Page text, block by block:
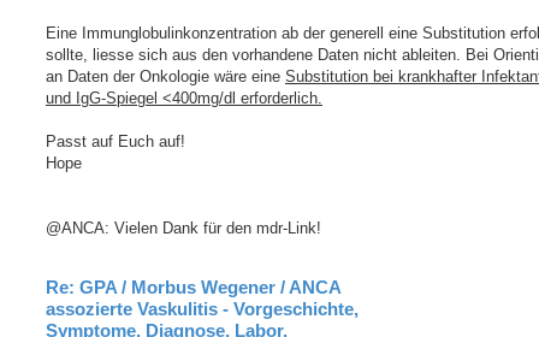
Eine Immunglobulinkonzentration ab der generell eine Substitution
sollte, liesse sich aus den vorhandene Daten nicht ableiten. Bei
an Daten der Onkologie wäre eine Substitution bei krankhafter
und IgG-Spiegel <400mg/dl erforderlich.
Passt auf Euch auf!
Hope
@ANCA: Vielen Dank für den mdr-Link!
Re: GPA / Morbus Wegener / ANCA
assozierte Vaskulitis - Vorgeschichte,
Symptome, Diagnose, Labor,